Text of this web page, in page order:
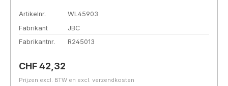
Artikelnr.
WL45903
Fabrikant
JBC
Fabrikantnr.
R245013
Normale prijs:
CHF 42,32
Prijzen excl. BTW en excl. verzendkosten